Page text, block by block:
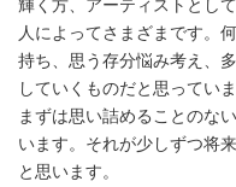
人によってさまざまです。
持ち、思う存分悩み考え、
していくものだと思っていま
まずは思い詰めることのな
います。それが少しずつ将
と思います。